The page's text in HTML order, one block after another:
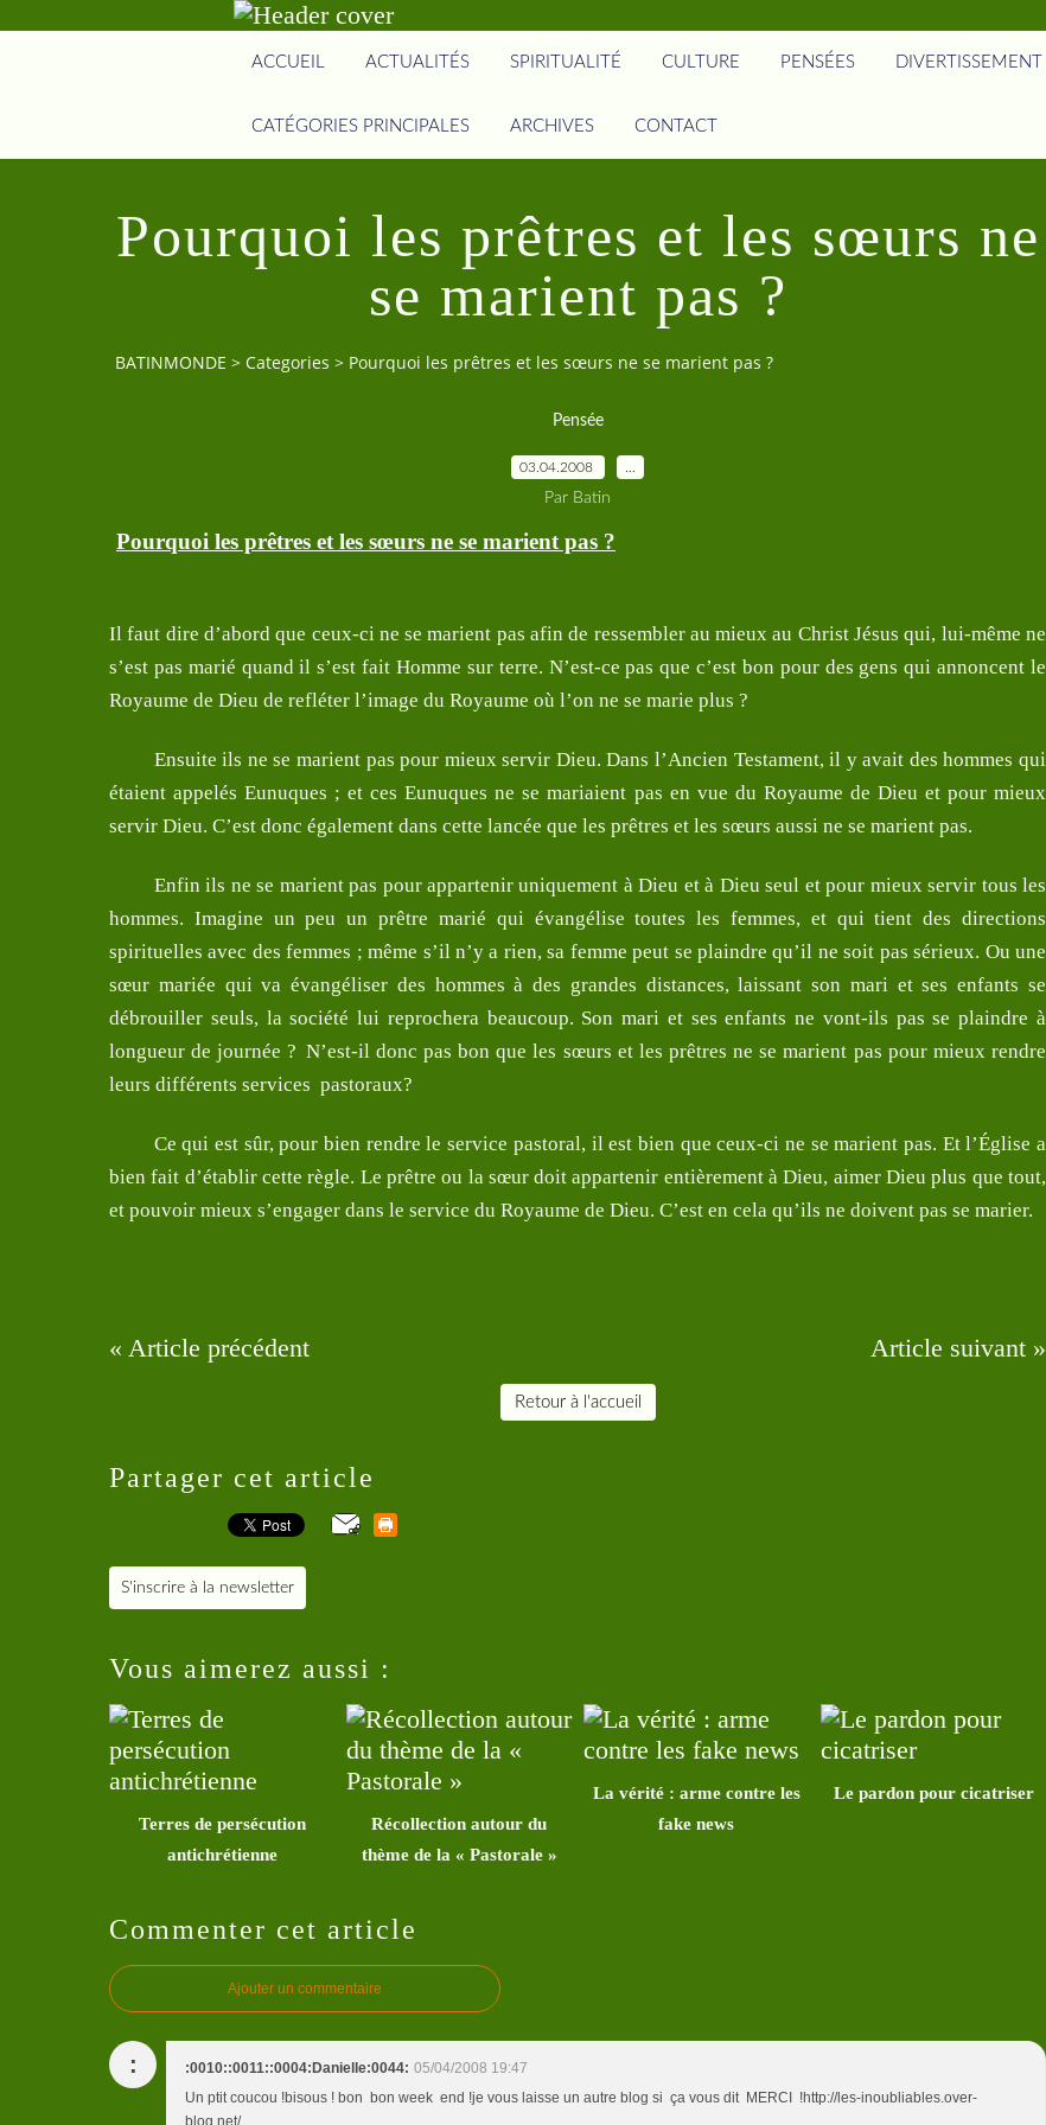
ACCUEIL ACTUALITÉS SPIRITUALITÉ CULTURE PENSÉES DIVERTISSEMENT
CATÉGORIES PRINCIPALES ARCHIVES CONTACT
Pourquoi les prêtres et les sœurs ne
se marient pas ?
BATINMONDE > Categories > Pourquoi les prêtres et les sœurs ne se marient pas ?
Pensée
03.04.2008
Par Batin
Pourquoi les prêtres et les sœurs ne se marient pas ?
Il faut dire d’abord que ceux-ci ne se marient pas afin de ressembler au mieux au Christ Jésus qui, lui-même ne
s’est pas marié quand il s’est fait Homme sur terre. N’est-ce pas que c’est bon pour des gens qui annoncent le
Royaume de Dieu de refléter l’image du Royaume où l’on ne se marie plus ?
Ensuite ils ne se marient pas pour mieux servir Dieu. Dans l’Ancien Testament, il y avait des hommes qui
étaient appelés Eunuques ; et ces Eunuques ne se mariaient pas en vue du Royaume de Dieu et pour mieux
servir Dieu. C’est donc également dans cette lancée que les prêtres et les sœurs aussi ne se marient pas.
Enfin ils ne se marient pas pour appartenir uniquement à Dieu et à Dieu seul et pour mieux servir tous les
hommes. Imagine un peu un prêtre marié qui évangélise toutes les femmes, et qui tient des directions
spirituelles avec des femmes ; même s’il n’y a rien, sa femme peut se plaindre qu’il ne soit pas sérieux. Ou une
sœur mariée qui va évangéliser des hommes à des grandes distances, laissant son mari et ses enfants se
débrouiller seuls, la société lui reprochera beaucoup. Son mari et ses enfants ne vont-ils pas se plaindre à
longueur de journée ? N’est-il donc pas bon que les sœurs et les prêtres ne se marient pas pour mieux rendre
leurs différents services pastoraux?
Ce qui est sûr, pour bien rendre le service pastoral, il est bien que ceux-ci ne se marient pas. Et l’Église a
bien fait d’établir cette règle. Le prêtre ou la sœur doit appartenir entièrement à Dieu, aimer Dieu plus que tout,
et pouvoir mieux s’engager dans le service du Royaume de Dieu. C’est en cela qu’ils ne doivent pas se marier.
« Article précédent Article suivant »
Retour à l'accueil
Partager cet article
S'inscrire à la newsletter
Vous aimerez aussi :
Terres de persécution
antichrétienne
Récollection autour du
thème de la « Pastorale »
La vérité : arme contre les
fake news
Le pardon pour cicatriser
Commenter cet article
Ajouter un commentaire
: :0010::0011::0004:Danielle:0044: 05/04/2008 19:47
Un ptit coucou !bisous ! bon bon week end !je vous laisse un autre blog si ça vous dit MERCI !http://les-inoubliables.over-
blog.net/